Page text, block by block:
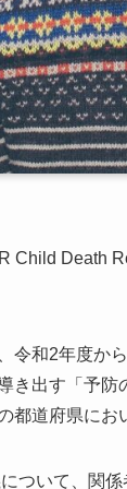
Child Death
令和2年度か
き出す「予
都道府県に
ついて、関